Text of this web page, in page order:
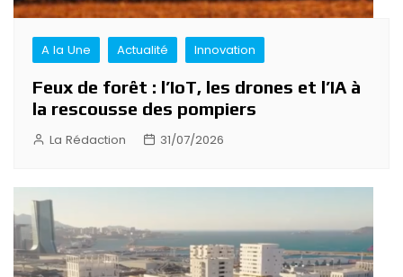
A la Une Actualité Innovation
Feux de forêt : l’IoT, les drones et l’IA à
la rescousse des pompiers
La Rédaction 31/07/2026